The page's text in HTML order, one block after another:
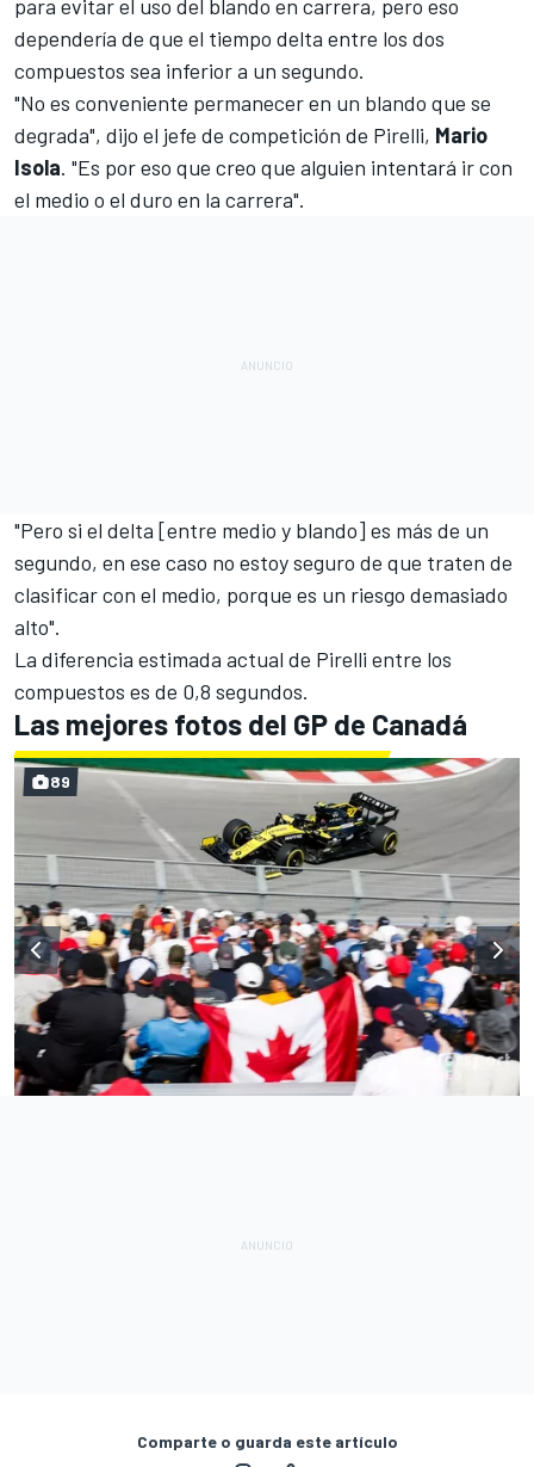
para evitar el uso del blando en carrera, pero eso
dependería de que el tiempo delta entre los dos
compuestos sea inferior a un segundo.
"No es conveniente permanecer en un blando que se
degrada", dijo el jefe de competición de Pirelli, Mario
Isola. "Es por eso que creo que alguien intentará ir con
el medio o el duro en la carrera".
"Pero si el delta [entre medio y blando] es más de un
segundo, en ese caso no estoy seguro de que traten de
clasificar con el medio, porque es un riesgo demasiado
alto".
La diferencia estimada actual de Pirelli entre los
compuestos es de 0,8 segundos.
Las mejores fotos del GP de Canadá
89
Comparte o guarda este artículo